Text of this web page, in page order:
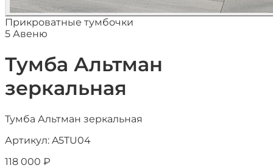
Прикроватные тумбочки
5 Авеню
Тумба Альтман
зеркальная
Тумба Альтман зеркальная
Артикул: A5TU04
118 000 ₽